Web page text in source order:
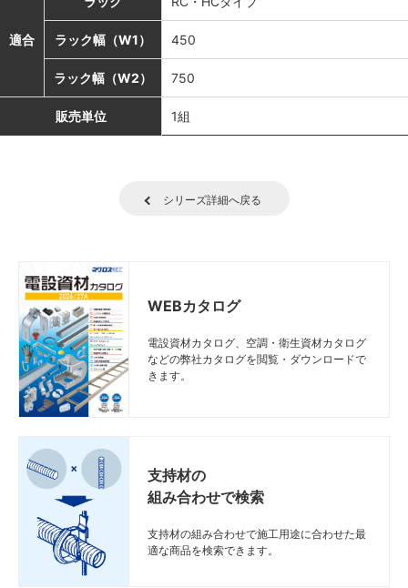
適合 ラック幅（W1） 450
ラック幅（W2） 750
販売単位 1組
シリーズ詳細へ戻る
WEBカタログ
電設資材カタログ、空調・衛生資材カタログ
などの弊社カタログを閲覧・ダウンロードで
きます。
支持材の
組み合わせで検索
支持材の組み合わせで施工用途に合わせた最
適な商品を検索できます。